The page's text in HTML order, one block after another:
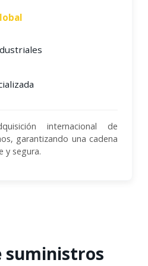
internacional de
garantizando una cadena
y segura.
suministros